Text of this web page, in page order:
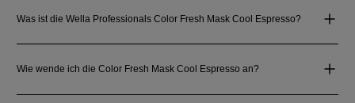
Was ist die Wella Professionals Color Fresh Mask Cool Espresso?
Wie wende ich die Color Fresh Mask Cool Espresso an?